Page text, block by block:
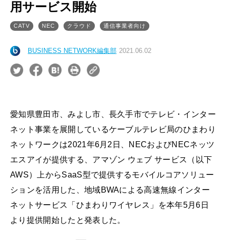
用サービス開始
CATV NEC クラウド 通信事業者向け
BUSINESS NETWORK編集部 2021.06.02
愛知県豊田市、みよし市、長久手市でテレビ・インター
ネット事業を展開しているケーブルテレビ局のひまわり
ネットワークは2021年6月2日、NECおよびNECネッツ
エスアイが提供する、アマゾン ウェブ サービス（以下
AWS）上からSaaS型で提供するモバイルコアソリュー
ションを活用した、地域BWAによる高速無線インター
ネットサービス「ひまわりワイヤレス」を本年5月6日
より提供開始したと発表した。